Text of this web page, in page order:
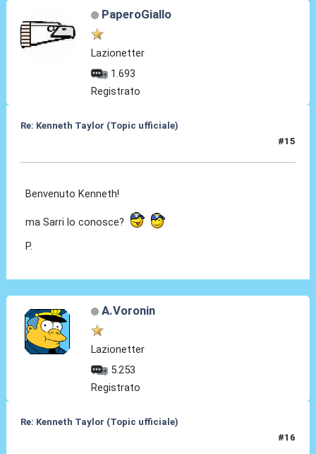
PaperoGiallo
Lazionetter
1.693
Registrato
Re: Kenneth Taylor (Topic ufficiale)
#15
Benvenuto Kenneth!
ma Sarri lo conosce?
P.
A.Voronin
Lazionetter
5.253
Registrato
Re: Kenneth Taylor (Topic ufficiale)
#16